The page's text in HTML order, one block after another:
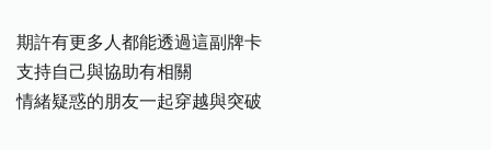
期許有更多人都能透過這副牌卡
支持自己與協助有相關
情緒疑惑的朋友一起穿越與突破